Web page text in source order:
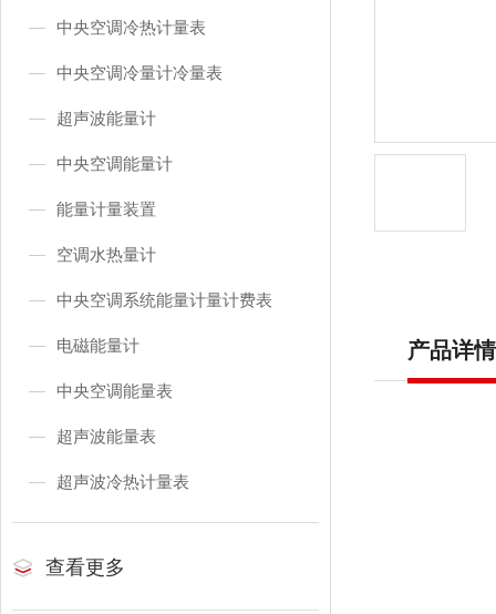
中央空调冷热计量表
中央空调冷量计冷量表
超声波能量计
中央空调能量计
能量计量装置
空调水热量计
中央空调系统能量计量计费表
电磁能量计
中央空调能量表
超声波能量表
超声波冷热计量表
查看更多
产品详情